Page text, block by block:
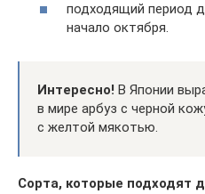
подходящий период
начало октября.
Интересно! В Японии
в мире арбуз с черной
с желтой мякотью.
Сорта, которые подходят